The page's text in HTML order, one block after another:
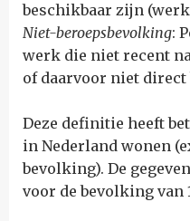
beschikbaar zijn
Niet-beroepsbevolking:
werk die niet recent
of daarvoor niet
Deze definitie heeft
in Nederland wonen
bevolking). De
voor de bevolking van